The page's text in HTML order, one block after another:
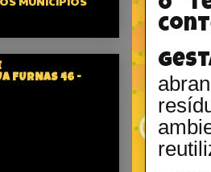
O
FURNAS 46 -